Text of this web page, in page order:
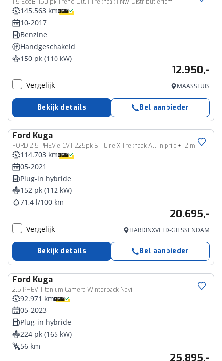
1.5 EcoB. 150 pk Trend Ult. | Trekhaak | Nw. Distributieriem
145.563 km
10-2017
Benzine
Handgeschakeld
150 pk (110 kW)
12.950,-
Vergelijk MAASSLUIS
Bekijk details Bel aanbieder
Ford Kuga
FORD 2.5 PHEV e-CVT 225pk ST-Line X Trekhaak All-in prijs + 12 mnd garantie.
114.703 km
05-2021
Plug-in hybride
152 pk (112 kW)
71,4 l/100 km
20.695,-
Vergelijk HARDINXVELD-GIESSENDAM
Bekijk details Bel aanbieder
Ford Kuga
2.5 PHEV Titanium Camera Winterpack Navi
92.971 km
05-2023
Plug-in hybride
224 pk (165 kW)
56 km
25.895,-